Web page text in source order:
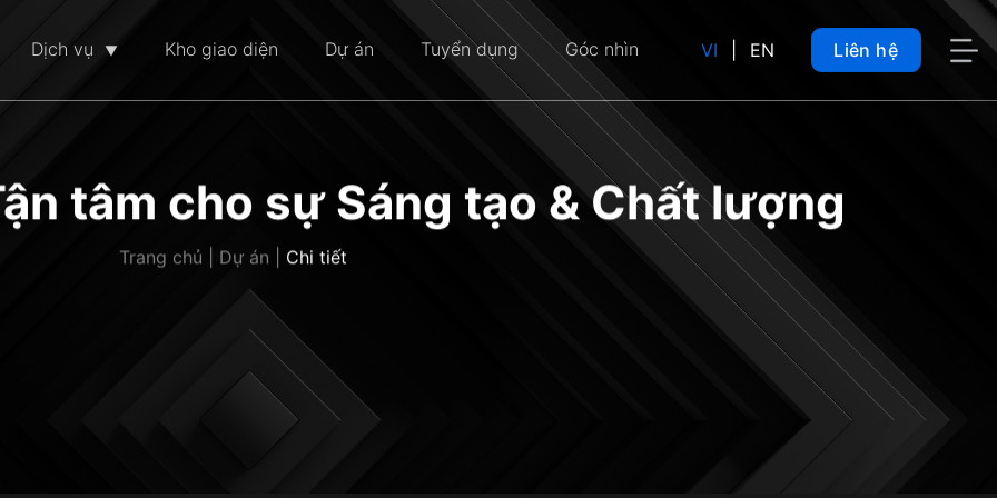
Dịch vụ Kho giao diện Dự án Tuyển dụng Góc nhìn VI EN Liên hệ
tâm cho sự Sáng tạo & Chất lượng
Trang chủ | Dự án | Chi tiết